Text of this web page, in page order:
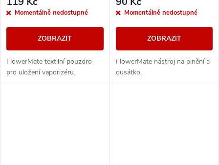
Momentálně nedostupné
ZOBRAZIT
FlowerMate textilní pouzdro
pro uložení vaporizéru.
Momentálně nedostupné
ZOBRAZIT
FlowerMate nástroj na plnění a
dusátko.